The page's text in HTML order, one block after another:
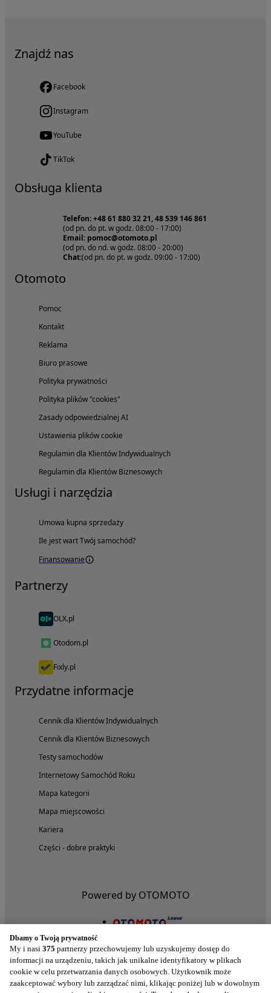
Znajdź nas
Facebook
Instagram
YouTube
TikTok
Obsługa klienta
Telefon: +48 61 880 32 21, 48 539 146 861
(od pn. do pt. w godz. 08:00 - 17:00)
Email: pomoc@otomoto.pl
(od pn. do nd. w godz. 08:00 - 20:00)
Chat:(od pn. do pt. w godz. 09:00 - 17:00)
Otomoto
Pomoc
Kontakt
Reklama
Biuro prasowe
Polityka prywatności
Polityka plików "cookies"
Zasady odpowiedzialnej AI
Ustawienia plików cookie
Regulamin dla Klientów Indywidualnych
Regulamin dla Klientów Biznesowych
Usługi i narzędzia
Umowa kupna sprzedaży
Ile jest wart Twój samochód?
Finansowanie
Partnerzy
OLX.pl
Otodom.pl
Fixly.pl
Przydatne informacje
Cennik dla Klientów Indywidualnych
Cennik dla Klientów Biznesowych
Testy samochodów
Internetowy Samochód Roku
Mapa kategorii
Mapa miejscowości
Kariera
Części - dobre praktyki
Powered by OTOMOTO
Dbamy o Twoją prywatność
My i nasi 375 partnerzy przechowujemy lub uzyskujemy dostęp do
informacji na urządzeniu, takich jak unikalne identyfikatory w plikach
cookie w celu przetwarzania danych osobowych. Użytkownik może
zaakceptować wybory lub zarządzać nimi, klikając poniżej lub w dowolnym